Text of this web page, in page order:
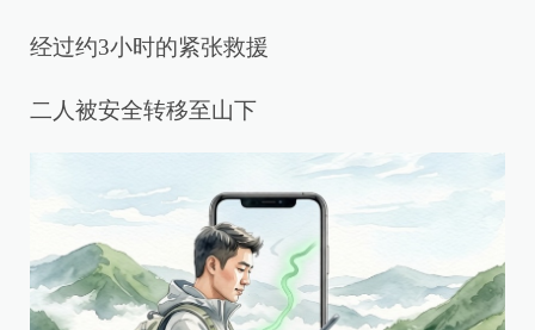
经过约3小时的紧张救援
二人被安全转移至山下